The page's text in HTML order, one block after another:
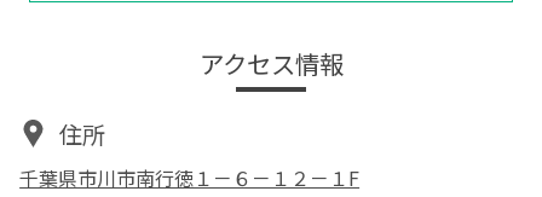
アクセス情報
住所
千葉県市川市南行徳１－６－１２－１F